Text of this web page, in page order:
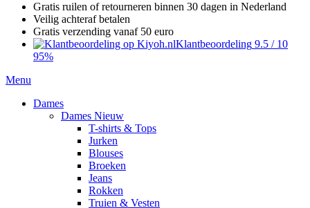
Gratis ruilen of retourneren binnen 30 dagen in Nederland
Veilig achteraf betalen
Gratis verzending vanaf 50 euro
Klantbeoordeling 9.5 / 10
95%
Menu
Dames
Dames Nieuw
T-shirts & Tops
Jurken
Blouses
Broeken
Jeans
Rokken
Truien & Vesten